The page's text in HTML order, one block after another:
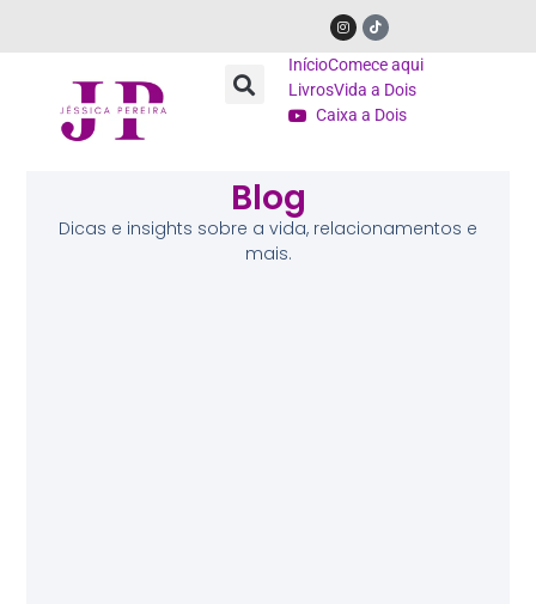
InícioComece aqui
LivrosVida a Dois
Caixa a Dois
Blog
Dicas e insights sobre a vida, relacionamentos e
mais.